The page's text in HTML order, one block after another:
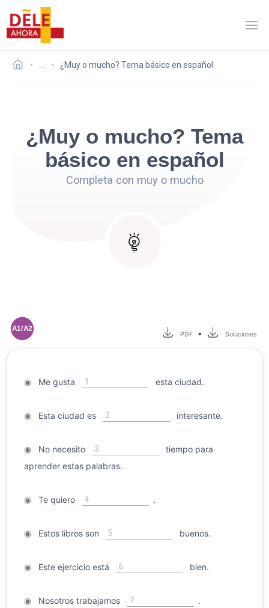
¿Muy o mucho? Tema básico en español
¿Muy o mucho? Tema
básico en español
Completa con muy o mucho
A1/A2
PDF • Soluciones
◉Me gusta 1 esta ciudad.
◉Esta ciudad es 2 interesante.
◉No necesito 3
tiempo para
aprender estas palabras.
◉Te quiero 4 .
◉Estos libros son 5 buenos.
◉Este ejercicio está 6 bien.
◉Nosotros trabajamos 7 .